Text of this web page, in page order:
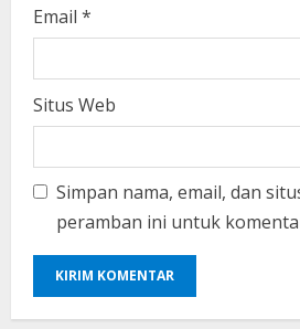
Email *
Situs Web
Simpan nama, email, dan
peramban ini untuk